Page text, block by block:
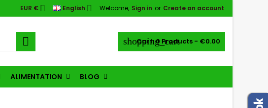
Welcome, Sign in or Create an account
English 
EUR € 
shopping_cart
Cart:0 Products - €0.00

ALIMENTATION BLOG